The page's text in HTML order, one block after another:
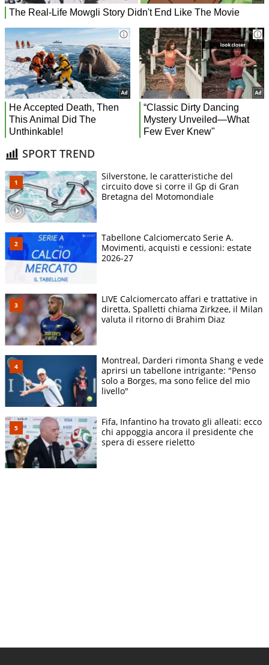
SPORT TREND
Silverstone, le caratteristiche del
circuito dove si corre il Gp di Gran
Bretagna del Motomondiale
Tabellone Calciomercato Serie A.
Movimenti, acquisti e cessioni: estate
2026-27
LIVE Calciomercato affari e trattative in
diretta, Spalletti chiama Zirkzee, il Milan
valuta il ritorno di Brahim Diaz
Montreal, Darderi rimonta Shang e vede
aprirsi un tabellone intrigante: "Penso
solo a Borges, ma sono felice del mio
livello"
Fifa, Infantino ha trovato gli alleati: ecco
chi appoggia ancora il presidente che
spera di essere rieletto